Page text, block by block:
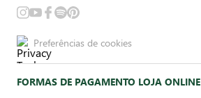
Preferências de cookies
FORMAS DE PAGAMENTO LOJA ONLINE